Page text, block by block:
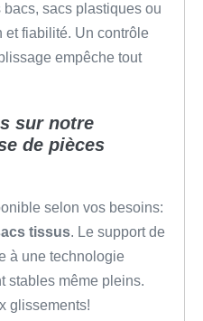
sacs plastiques ou
et fiabilité. Un contrôle
empêche tout
sur notre
de pièces
selon vos besoins:
tissus. Le support de
à une technologie
stables même pleins.
glissements!